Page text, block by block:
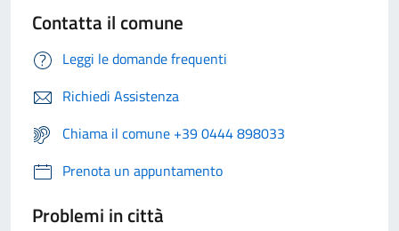
Contatta il comune
Leggi le domande frequenti
Richiedi Assistenza
Chiama il comune +39 0444 898033
Prenota un appuntamento
Problemi in città